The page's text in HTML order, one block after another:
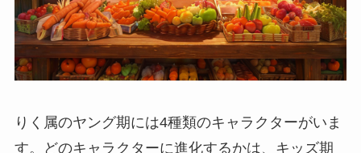
りく属のヤング期には4種類のキャラクターがいま
す。どのキャラクターに進化するかは、キッズ期